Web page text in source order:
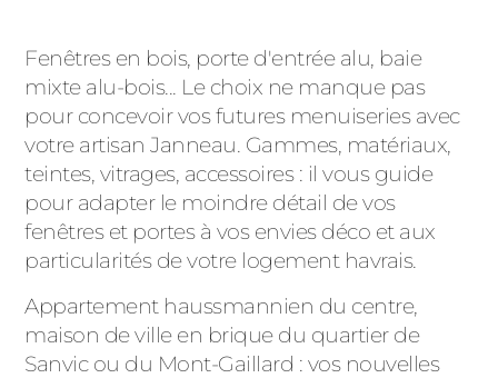
Fenêtres en bois, porte d'entrée alu, baie
mixte alu-bois... Le choix ne manque pas
pour concevoir vos futures menuiseries avec
votre artisan Janneau. Gammes, matériaux,
teintes, vitrages, accessoires : il vous guide
pour adapter le moindre détail de vos
fenêtres et portes à vos envies déco et aux
particularités de votre logement havrais.
Appartement haussmannien du centre,
maison de ville en brique du quartier de
Sanvic ou du Mont-Gaillard : vos nouvelles